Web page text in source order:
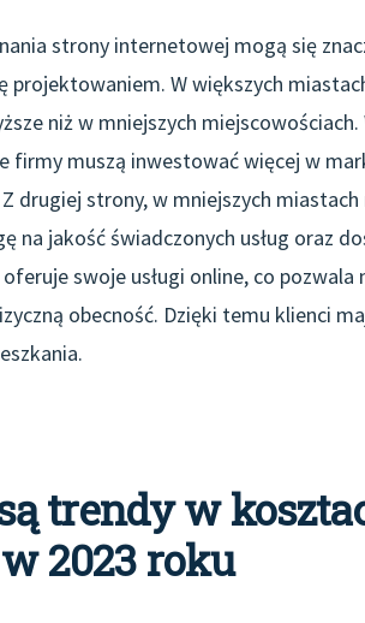
strony internetowej mogą się
projektowaniem. W większych
niż w mniejszych
firmy muszą inwestować więcej w
Z drugiej strony, w mniejszych
na jakość świadczonych usług oraz
swoje usługi online, co
obecność. Dzięki temu klienci
trendy w
2023 roku